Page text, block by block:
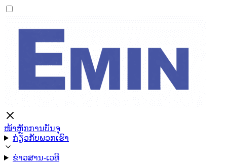
ໜ້າຫຼັກການບັນຈຸ
ກ່ຽວກັບພວກເຮົາ
ຂ່າວສານ-ເວທີ